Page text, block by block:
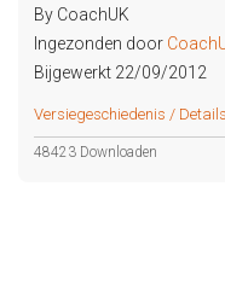
By CoachUK
Ingezonden door
Bijgewerkt 22/09/2012
Versiegeschiedenis / Details
48423 Downloaden